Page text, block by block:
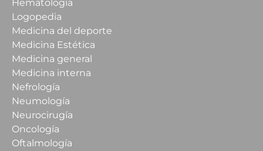
Hematología
Logopedia
Medicina del deporte
Medicina Estética
Medicina general
Medicina interna
Nefrología
Neumología
Neurocirugía
Oncología
Oftalmología